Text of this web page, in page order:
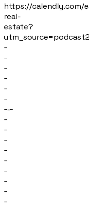
https://calendly.com/
real-
estate?
-
-
-
-
-
-
-‐-
-
-
-
-
-
-
-
-
-